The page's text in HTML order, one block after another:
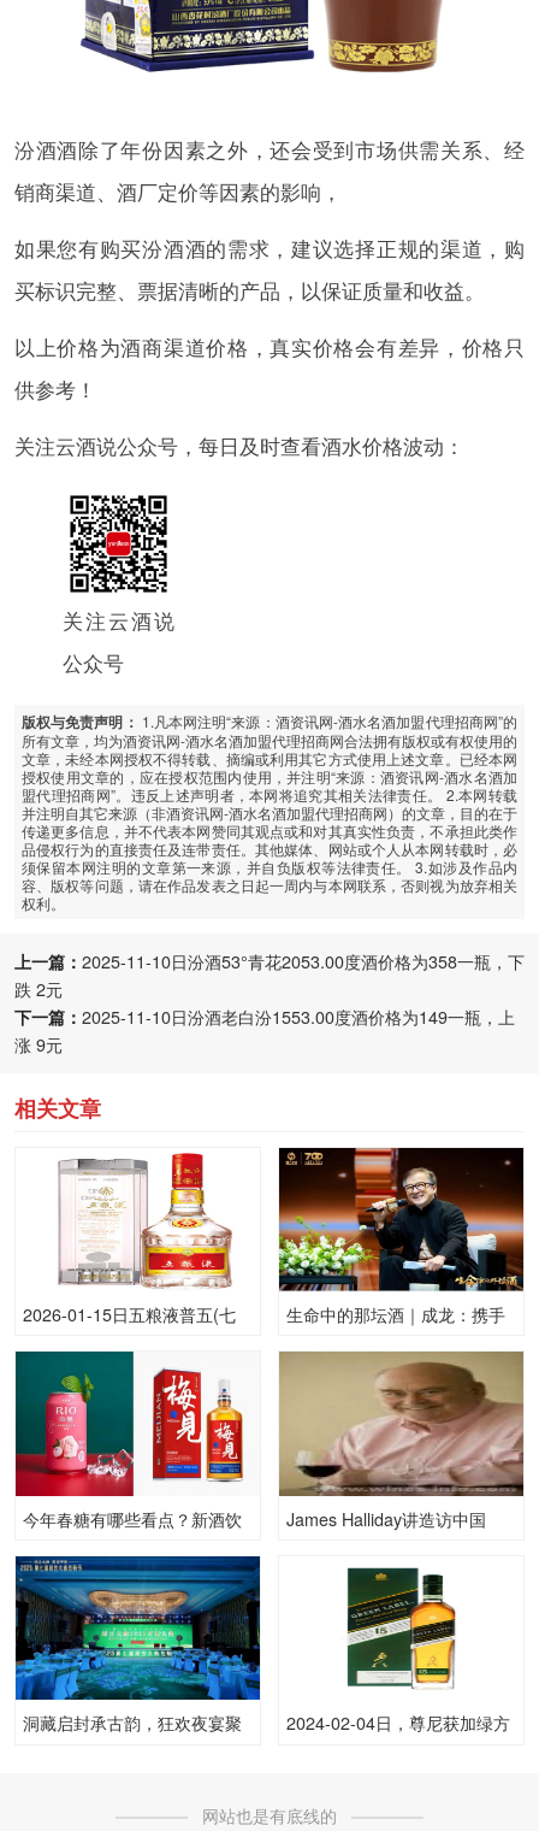
汾酒酒除了年份因素之外，还会受到市场供需关系、经
销商渠道、酒厂定价等因素的影响，
如果您有购买汾酒酒的需求，建议选择正规的渠道，购
买标识完整、票据清晰的产品，以保证质量和收益。
以上价格为酒商渠道价格，真实价格会有差异，价格只
供参考！
关注云酒说公众号，每日及时查看酒水价格波动：
关注云酒说
公众号
版权与免责声明： 1.凡本网注明“来源：酒资讯网-酒水名酒加盟代理招商网”的
所有文章，均为酒资讯网-酒水名酒加盟代理招商网合法拥有版权或有权使用的
文章，未经本网授权不得转载、摘编或利用其它方式使用上述文章。已经本网
授权使用文章的，应在授权范围内使用，并注明“来源：酒资讯网-酒水名酒加
盟代理招商网”。违反上述声明者，本网将追究其相关法律责任。 2.本网转载
并注明自其它来源（非酒资讯网-酒水名酒加盟代理招商网）的文章，目的在于
传递更多信息，并不代表本网赞同其观点或和对其真实性负责，不承担此类作
品侵权行为的直接责任及连带责任。其他媒体、网站或个人从本网转载时，必
须保留本网注明的文章第一来源，并自负版权等法律责任。 3.如涉及作品内
容、版权等问题，请在作品发表之日起一周内与本网联系，否则视为放弃相关
权利。
上一篇： 2025-11-10日汾酒53°青花2053.00度酒价格为358一瓶，下
跌 2元
下一篇： 2025-11-10日汾酒老白汾1553.00度酒价格为149一瓶，上
涨 9元
相关文章
2026-01-15日五粮液普五(七
代)52.00度酒价格为840一瓶，
上涨 20元
生命中的那坛酒｜成龙：携手
每一位龙的传人，传承优秀中
今年春糖有哪些看点？新酒饮
James Halliday讲造访中国
洞藏启封承古韵，狂欢夜宴聚
2024-02-04日，尊尼获加绿方
网站也是有底线的